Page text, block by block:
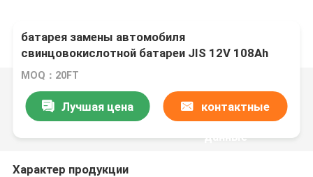
батарея замены автомобиля
свинцовокислотной батареи JIS 12V 108Ah
60ah
MOQ：20FT
Лучшая цена контактные
данные
Характер продукции